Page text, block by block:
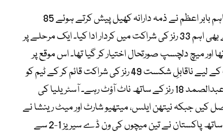
مشکل اسپن وکٹ پر بیٹنگ آسان نہ تھی، تاہم بابر اعظم نے ذمہ دارانہ کھیل پیش کرتے ہوئے 85
گیندوں پر 40 رنز بنائے۔ سلمان علی آغا نے بھی اہم 33 رنز کی شراکت میں کردار ادا کیا۔ ایک مرحلے پر
رنز پر 6 وکٹیں ہو گیا تھا اور میچ دلچسپ صورتحال اختیار کر گیا تھا۔ اس موقع پر
شاداب خان اور عبدالصمد نے ساتویں وکٹ کے لیے ناقابلِ شکست 49 رنز کی شراکت قائم کر کے ٹیم کو
فتح سے ہمکنار کر دیا۔ شاداب خان 29 اور عبدالصمد 18 رنز کے ساتھ ناٹ آؤٹ رہے۔ آسٹریلیا کی
کونہمین نے 3 وکٹیں حاصل کیں جبکہ نیتھن ایلس، میتھیو شارٹ اور میٹ رینشا نے
ایک، ایک کھلاڑی کو آؤٹ کیا۔ اس فتح کے ساتھ پاکستان نے تین میچوں کی ون ڈے سیریز 1-2 سے